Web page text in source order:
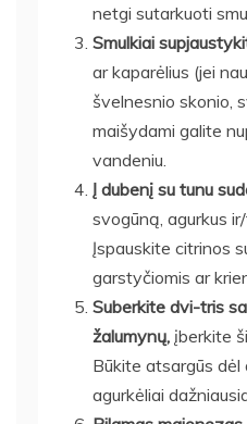
netgi sutarkuoti
Smulkiai
ar kaparėlius (jei
švelnesnio skonio,
maišydami galite
vandeniu.
Į dubenį su tunu
svogūną, agurkus
Įspauskite citrinos
garstyčiomis ar
Suberkite dvi-tris
žalumynų, įberkite
Būkite atsargūs dėl
agurkėliai